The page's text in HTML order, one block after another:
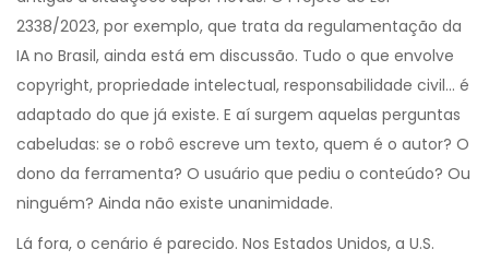
2338/2023, por exemplo, que trata da regulamentação da
IA no Brasil, ainda está em discussão. Tudo o que envolve
copyright, propriedade intelectual, responsabilidade civil... é
adaptado do que já existe. E aí surgem aquelas perguntas
cabeludas: se o robô escreve um texto, quem é o autor? O
dono da ferramenta? O usuário que pediu o conteúdo? Ou
ninguém? Ainda não existe unanimidade.
Lá fora, o cenário é parecido. Nos Estados Unidos, a U.S.